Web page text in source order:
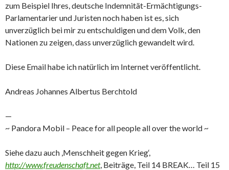
zum Beispiel Ihres, deutsche Indemnität-Ermächtigungs-
Parlamentarier und Juristen noch haben ist es, sich
unverzüglich bei mir zu entschuldigen und dem Volk, den
Nationen zu zeigen, dass unverzüglich gewandelt wird.
Diese Email habe ich natürlich im Internet veröffentlicht.
Andreas Johannes Albertus Berchtold
—
~ Pandora Mobil – Peace for all people all over the world ~
Siehe dazu auch ,Menschheit gegen Krieg‘,
http://www.freudenschaft.net, Beiträge, Teil 14 BREAK… Teil 15